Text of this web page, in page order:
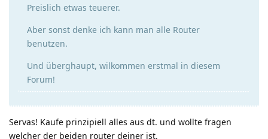
Preislich etwas teuerer.
Aber sonst denke ich kann man alle Router
benutzen.
Und überghaupt, wilkommen erstmal in diesem
Forum!
Servas! Kaufe prinzipiell alles aus dt. und wollte fragen
welcher der beiden router deiner ist.